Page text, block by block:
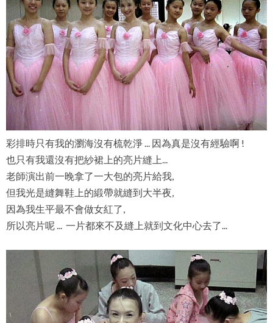
彩排時只有我的瀏海沒有梳乾淨 ... 因為真是沒有經驗啊 !
也只有我還沒有把紗裙上的亮片縫上...
老師演出前一晚拿了一大包的亮片給我,
但我光是縫舞鞋上的緞帶就縫到大半夜,
因為我生平最不會做女紅了,
所以亮片呢 ... 一片都來不及縫上就到文化中心去了...